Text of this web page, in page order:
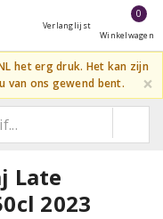
Verlanglijst
0
Winkelwagen
het erg druk. Het kan zijn
van ons gewend bent.
×
Late
2023